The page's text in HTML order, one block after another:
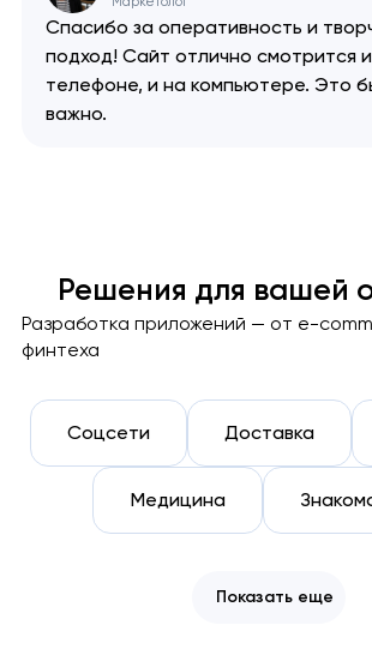
Спасибо за оперативность и
подход! Сайт отлично смотрится
телефоне, и на компьютере. Это
важно.
Решения для вашей
Разработка приложений — от e-
финтеха
Соцсети Доставка
Медицина
Показать еще